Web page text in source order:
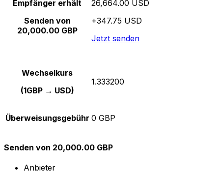
Empfänger erhält
Senden von
20,000.00 GBP
26,664.00 USD
+347.75 USD
Jetzt senden
Wechselkurs
(1GBP → USD)
1.333200
Überweisungsgebühr 0 GBP
Senden von 20,000.00 GBP
Anbieter